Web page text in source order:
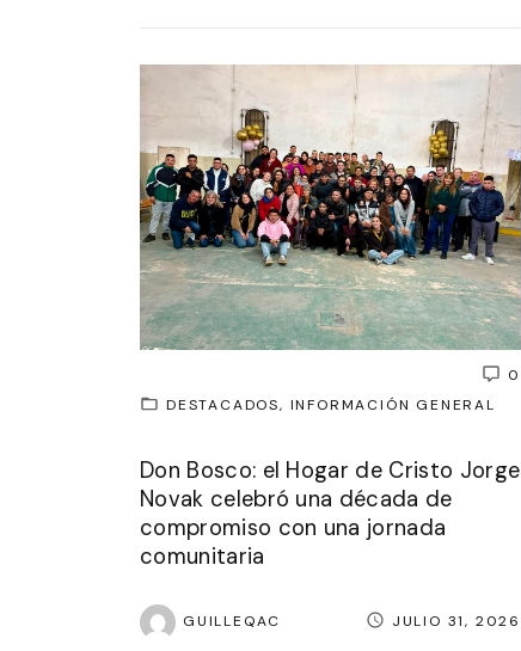
0
DESTACADOS INFORMACIÓN GENERAL
Don Bosco: el Hogar de Cristo Jorge
Novak celebró una década de
compromiso con una jornada
comunitaria
GUILLEQAC JULIO 31, 2026